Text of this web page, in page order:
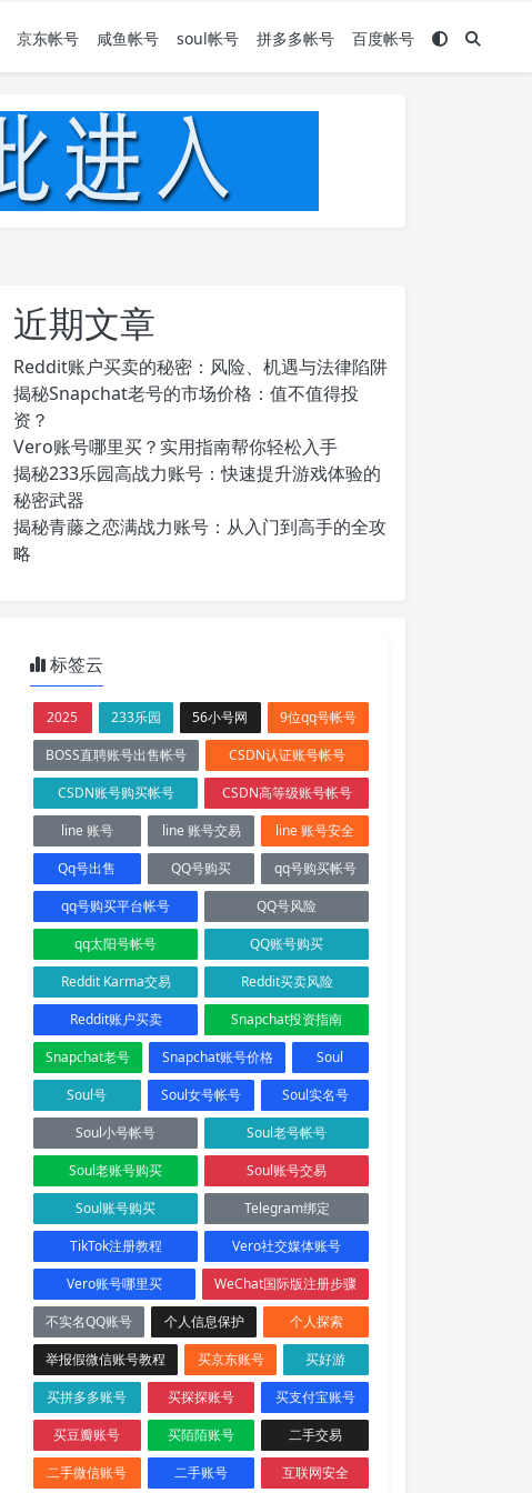
京东帐号 咸鱼帐号 soul帐号 拼多多帐号 百度帐号
近期文章
Reddit账户买卖的秘密：风险、机遇与法律陷阱
揭秘Snapchat老号的市场价格：值不值得投
资？
Vero账号哪里买？实用指南帮你轻松入手
揭秘233乐园高战力账号：快速提升游戏体验的
秘密武器
揭秘青藤之恋满战力账号：从入门到高手的全攻
略
标签云
2025 233乐园 56小号网
9位qq号帐号
BOSS直聘账号出售帐号
CSDN认证账号帐号
CSDN账号购买帐号
CSDN高等级账号帐号
line 账号
line 账号交易
line 账号安全
Qq号出售
QQ号购买
qq号购买帐号
qq号购买平台帐号
QQ号风险
qq太阳号帐号
QQ账号购买
Reddit Karma交易
Reddit买卖风险
Reddit账户买卖
Snapchat投资指南
Snapchat老号
Snapchat账号价格
Soul
Soul号
Soul女号帐号
Soul实名号
Soul小号帐号
Soul老号帐号
Soul老账号购买
Soul账号交易
Soul账号购买
Telegram绑定
TikTok注册教程
Vero社交媒体账号
Vero账号哪里买
WeChat国际版注册步骤
不实名QQ账号
个人信息保护
个人探索
举报假微信账号教程
买京东账号
买好游
买拼多多账号
买探探账号
买支付宝账号
买豆瓣账号
买陌陌账号
二手交易
二手微信账号
二手账号 互联网安全